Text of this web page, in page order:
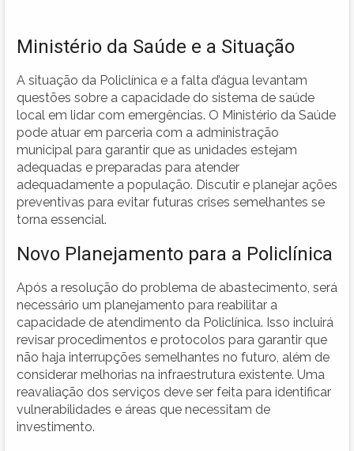
Ministério da Saúde e a Situação
A situação da Policlínica e a falta d’água levantam
questões sobre a capacidade do sistema de saúde
local em lidar com emergências. O Ministério da Saúde
pode atuar em parceria com a administração
municipal para garantir que as unidades estejam
adequadas e preparadas para atender
adequadamente a população. Discutir e planejar ações
preventivas para evitar futuras crises semelhantes se
torna essencial.
Novo Planejamento para a Policlínica
Após a resolução do problema de abastecimento, será
necessário um planejamento para reabilitar a
capacidade de atendimento da Policlínica. Isso incluirá
revisar procedimentos e protocolos para garantir que
não haja interrupções semelhantes no futuro, além de
considerar melhorias na infraestrutura existente. Uma
reavaliação dos serviços deve ser feita para identificar
vulnerabilidades e áreas que necessitam de
investimento.